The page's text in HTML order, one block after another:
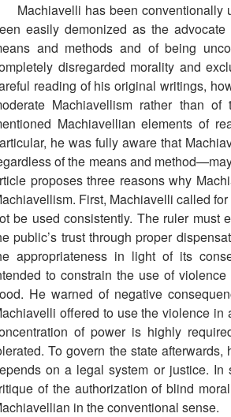
Machiavelli has been conventionally
easily demonized as the
and methods and of being
disregarded morality and
reading of his original writings,
Machiavellism rather than
Machiavellian elements of
he was fully aware that
of the means and
proposes three reasons why
First, Machiavelli called
be used consistently. The ruler must
public’s trust through proper
appropriateness in light of its
to constrain the use of
He warned of negative
offered to use the violence
of power is highly
To govern the state
on a legal system or justice.
of the authorization of blind
in the conventional sense.